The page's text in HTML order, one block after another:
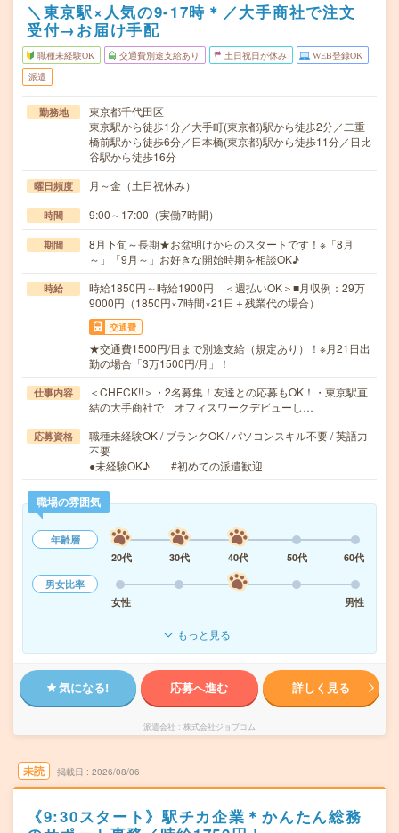
＼東京駅×人気の9-17時＊／大手商社で注文
受付→お届け手配
職種未経験OK 交通費別途支給あり 土日祝日が休み WEB登録OK
派遣
勤務地
東京都千代田区
東京駅から徒歩1分／大手町(東京都)駅から徒歩2分／二重
橋前駅から徒歩6分／日本橋(東京都)駅から徒歩11分／日比
谷駅から徒歩16分
曜日頻度 月～金（土日祝休み）
時間 9:00～17:00（実働7時間）
期間
8月下旬～長期★お盆明けからのスタートです！※「8月
～」「9月～」お好きな開始時期を相談OK♪
時給
時給1850円～時給1900円 ＜週払いOK＞■月収例：29万
9000円（1850円×7時間×21日＋残業代の場合）
交通費
★交通費1500円/日まで別途支給（規定あり）！※月21日出
勤の場合「3万1500円/月」！
仕事内容
＜CHECK!!＞・2名募集！友達との応募もOK！・東京駅直
結の大手商社で オフィスワークデビューし…
応募資格
職種未経験OK / ブランクOK / パソコンスキル不要 / 英語力
不要
●未経験OK♪ #初めての派遣歓迎
職場の雰囲気
年齢層
20代
30代 40代 50代
60代
男女比率
女性
男性
もっと見る
気になる! 応募へ進む 詳しく見る
派遣会社 株式会社ジョブコム
未読 掲載日 2026/08/06
《9:30スタート》駅チカ企業＊かんたん総務